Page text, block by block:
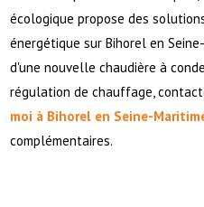
écologique propose des
énergétique sur Bihorel en
d'une nouvelle chaudière à
régulation de chauffage,
moi à Bihorel en Seine-
complémentaires.